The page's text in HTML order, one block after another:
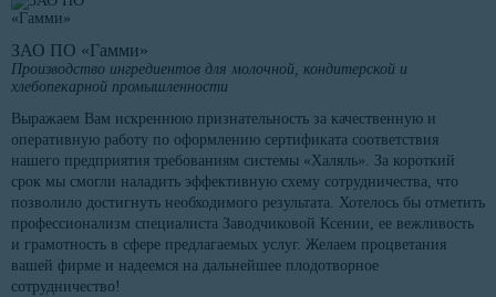
ЗАО ПО «Гамми»
Производство ингредиентов для молочной, кондитерской и
хлебопекарной промышленности
Выражаем Вам искреннюю признательность за качественную и
оперативную работу по оформлению сертификата соответствия
нашего предприятия требованиям системы «Халяль». За короткий
срок мы смогли наладить эффективную схему сотрудничества, что
позволило достигнуть необходимого результата. Хотелось бы отметить
профессионализм специалиста Заводчиковой Ксении, ее вежливость
и грамотность в сфере предлагаемых услуг. Желаем процветания
вашей фирме и надеемся на дальнейшее плодотворное
сотрудничество!